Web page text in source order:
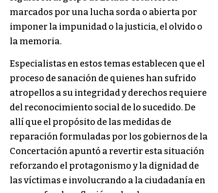
marcados por una lucha sorda o abierta por
imponer la impunidad o la justicia, el olvido o
la memoria.
Especialistas en estos temas establecen que el
proceso de sanación de quienes han sufrido
atropellos a su integridad y derechos requiere
del reconocimiento social de lo sucedido. De
allí que el propósito de las medidas de
reparación formuladas por los gobiernos de la
Concertación apuntó a revertir esta situación
reforzando el protagonismo y la dignidad de
las víctimas e involucrando a la ciudadanía en